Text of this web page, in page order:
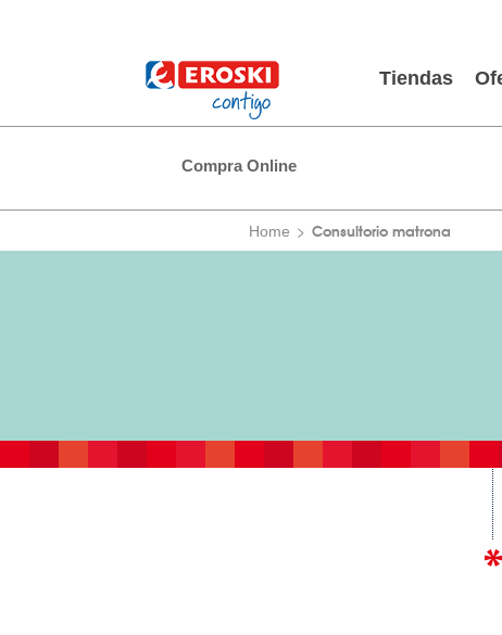
Tiendas
Compra Online
Home Consultorio matrona